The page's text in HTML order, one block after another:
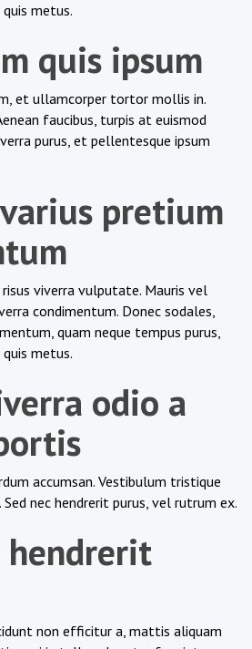
metus.
quis ipsum
et ullamcorper tortor mollis in.
faucibus, turpis at euismod
purus, et pellentesque ipsum
pretium
viverra vulputate. Mauris vel
condimentum. Donec sodales,
quam neque tempus purus,
metus.
odio a
accumsan. Vestibulum tristique
nec hendrerit purus, vel rutrum ex.
hendrerit
non efficitur a, mattis aliquam